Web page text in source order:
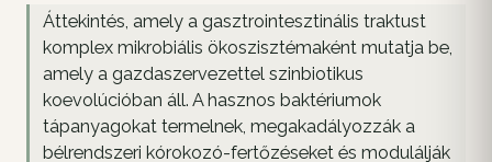
Áttekintés, amely a gasztrointesztinális traktust
komplex mikrobiális ökoszisztémaként mutatja be,
amely a gazdaszervezettel szinbiotikus
koevolúcióban áll. A hasznos baktériumok
tápanyagokat termelnek, megakadályozzák a
bélrendszeri kórokozó-fertőzéseket és modulálják